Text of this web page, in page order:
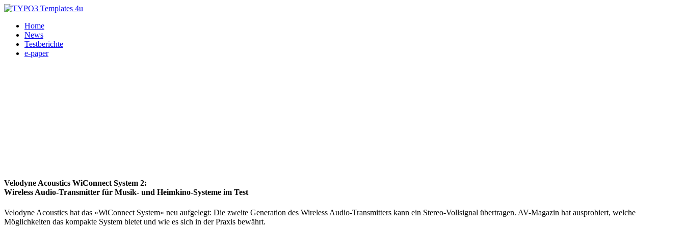
Home
News
Testberichte
e-paper
Velodyne Acoustics WiConnect System 2:
Wireless Audio-Transmitter für Musik- und Heimkino-Systeme im Test
Velodyne Acoustics hat das »WiConnect System« neu aufgelegt: Die zweite Generation des Wireless Audio-Transmitters kann ein Stereo-Vollsignal übertragen. AV-Magazin hat ausprobiert, welche
Möglichkeiten das kompakte System bietet und wie es sich in der Praxis bewährt.